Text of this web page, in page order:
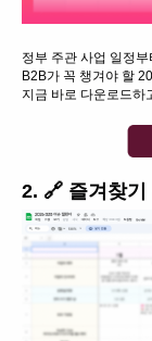
정부 주관 사업 일정
B2B가 꼭 챙겨야 할
지금 바로 다운로드하
2. 🔗 즐겨찾